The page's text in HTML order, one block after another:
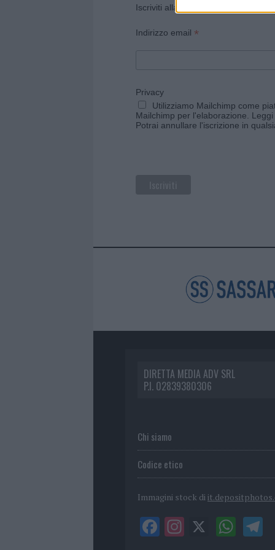
Iscriviti alla newsletter di Gallura
Indirizzo email *
Privacy
Utilizziamo Mailchimp come
Mailchimp per l'elaborazione.
Potrai annullare l'iscrizione in
DIRETTA MEDIA ADV SRL
P.I. 02839380306
Chi siamo
Codice etico
Immagini stock di